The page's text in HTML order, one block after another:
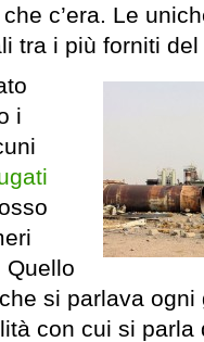
c’era. Le
tra i più forniti
i
Quello
si parlava
con cui si parla